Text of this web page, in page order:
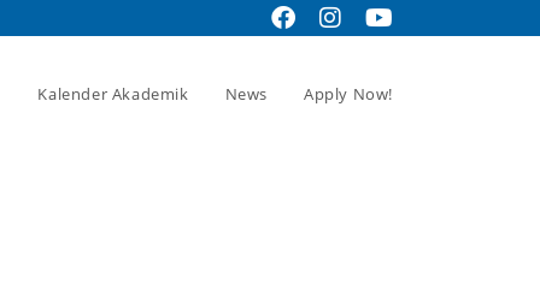
Kalender Akademik News Apply Now!